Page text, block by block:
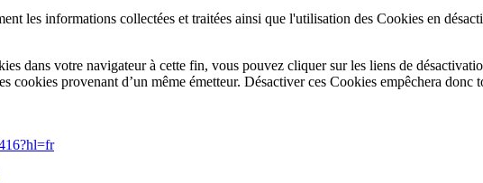
les informations collectées et traitées ainsi que l'utilisation des Cookies en
dans votre navigateur à cette fin, vous pouvez cliquer sur les liens de
cookies provenant d’un même émetteur. Désactiver ces Cookies empêchera